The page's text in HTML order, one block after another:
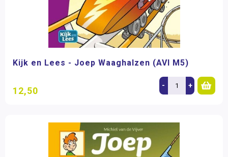
Kijk en Lees - Joep Waaghalzen (AVI M5)
12,50 - +